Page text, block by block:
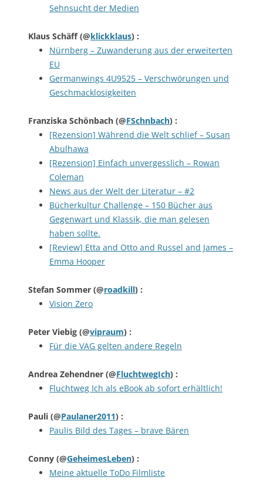
Sehnsucht der Medien
Klaus Schäff(@klickklaus) :
Nürnberg – Zuwanderung aus der erweiterten
EU
Germanwings 4U9525 – Verschwörungen und
Geschmacklosigkeiten
Franziska Schönbach (@FSchnbach) :
[Rezension] Während die Welt schlief – Susan
Abulhawa
[Rezension] Einfach unvergesslich – Rowan
Coleman
News aus der Welt der Literatur – #2
Bücherkultur Challenge – 150 Bücher aus
Gegenwart und Klassik, die man gelesen
haben sollte.
[Review] Etta and Otto and Russel and James –
Emma Hooper
Stefan Sommer (@roadkill) :
Vision Zero
Peter Viebig (@vipraum) :
Für die VAG gelten andere Regeln
Andrea Zehendner (@FluchtwegIch) :
Fluchtweg Ich als eBook ab sofort erhältlich!
Pauli (@Paulaner2011) :
Paulis Bild des Tages – brave Bären
Conny (@GeheimesLeben) :
Meine aktuelle ToDo Filmliste